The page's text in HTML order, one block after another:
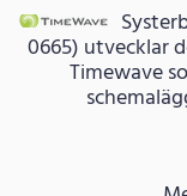
0665) utvecklar
Timewave